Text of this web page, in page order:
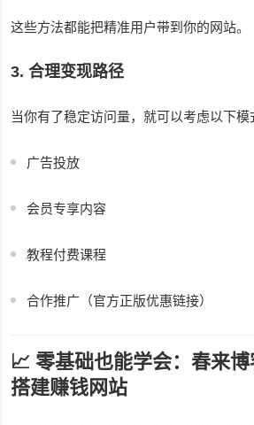
这些方法都能把精准用户带到你的网站。
3. 合理变现路径
当你有了稳定访问量，就可以考虑以下模
广告投放
会员专享内容
教程付费课程
合作推广（官方正版优惠链接）
📈 零基础也能学会：春来
搭建赚钱网站